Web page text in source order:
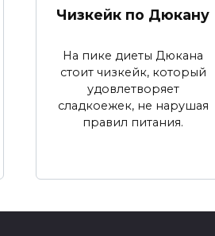
Чизкейк по Дюкану
На пике диеты Дюкана
стоит чизкейк, который
удовлетворяет
сладкоежек, не нарушая
правил питания.